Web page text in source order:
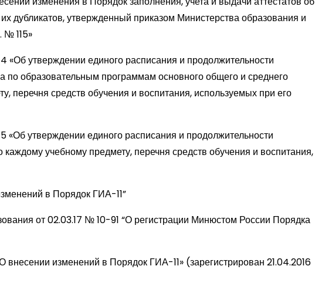
утвержденный приказом Министерства образования и
№ 115»
утверждении единого расписания и продолжительности
по образовательным программам основного общего и среднего
перечня средств обучения и воспитания, используемых при его
утверждении единого расписания и продолжительности
учебному предмету, перечня средств обучения и воспитания,
в Порядок ГИА-11”
от 02.03.17 № 10-91 “О регистрации Минюстом России Порядка
изменений в Порядок ГИА-11» (зарегистрирован 21.04.2016